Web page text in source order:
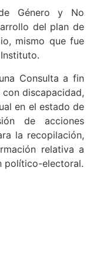
Género y No
del plan de
mismo que fue
Consulta a fin
discapacidad,
en el estado de
de acciones
la recopilación,
relativa a
político-electoral.